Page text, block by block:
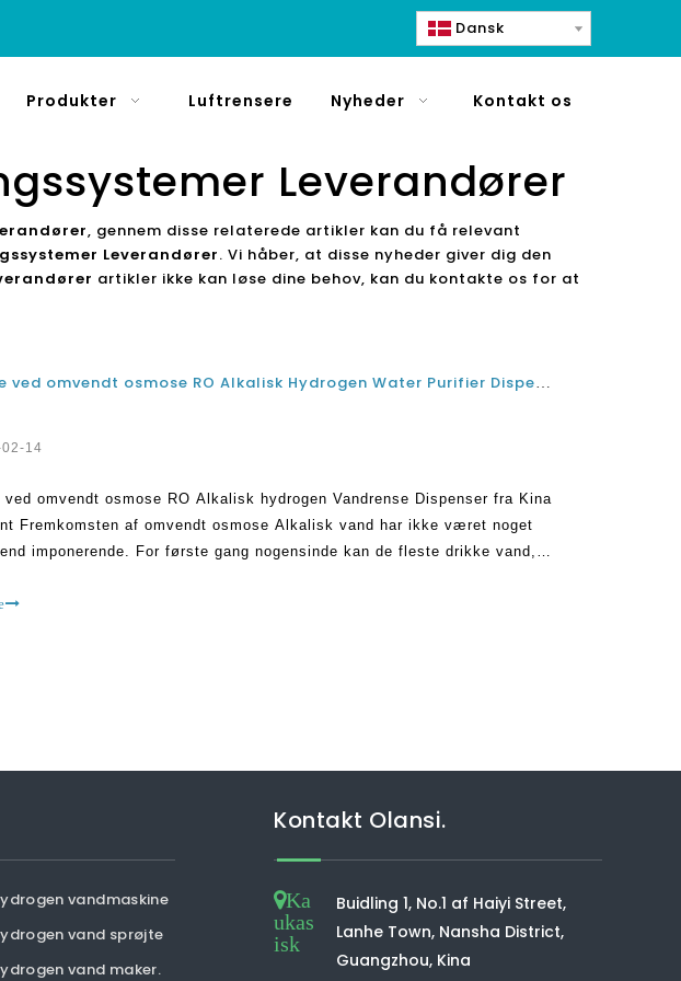
Dansk
Produkter Luftrensere Nyheder Kontakt os
Leverandører
, gennem disse relaterede artikler kan du få relevant
Leverandører. Vi håber, at disse nyheder giver dig den
artikler ikke kan løse dine behov, kan du kontakte os for at
Fordele ved omvendt osmose RO Alkalisk Hydrogen Water Purifier Dispenser fra Kina Producent
14
ved omvendt osmose RO Alkalisk hydrogen Vandrense Dispenser fra Kina
Fremkomsten af ​​omvendt osmose Alkalisk vand har ikke været noget
imponerende. For første gang nogensinde kan de fleste drikke vand,
vandmaskine
vand sprøjte
vand maker.
Kontakt Olansi.
Ka
ukas
isk
Buidling 1, No.1 af Haiyi Street,
Lanhe Town, Nansha District,
Guangzhou, Kina